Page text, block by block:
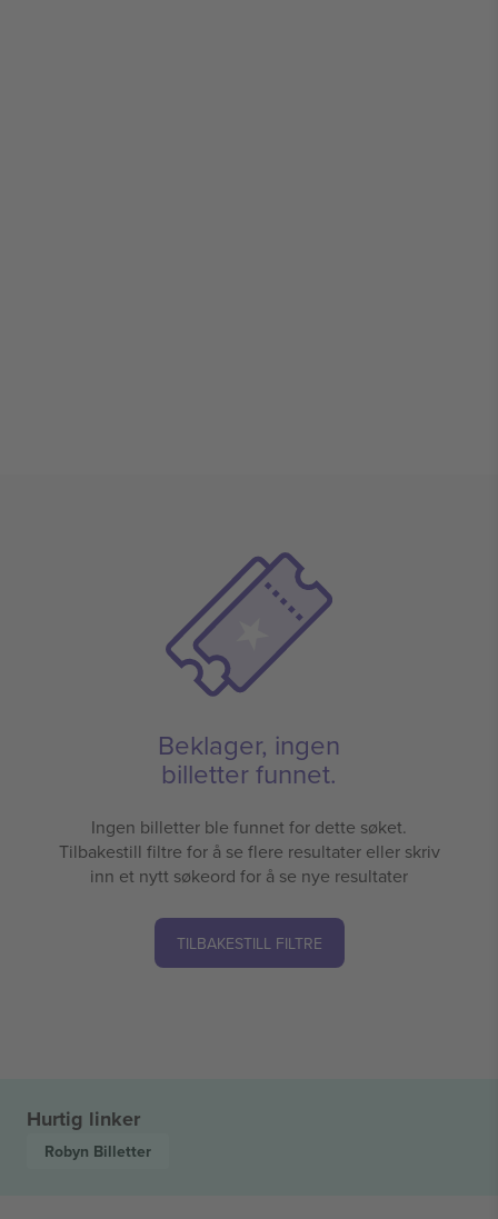
Beklager, ingen
billetter funnet.
Ingen billetter ble funnet for dette søket.
Tilbakestill filtre for å se flere resultater eller skriv
inn et nytt søkeord for å se nye resultater
TILBAKESTILL FILTRE
Hurtig linker
Robyn Billetter